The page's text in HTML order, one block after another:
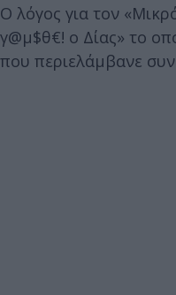
Ο λόγος για τον
γ@μ$θ€! ο Δίας» το
που περιελάμβανε